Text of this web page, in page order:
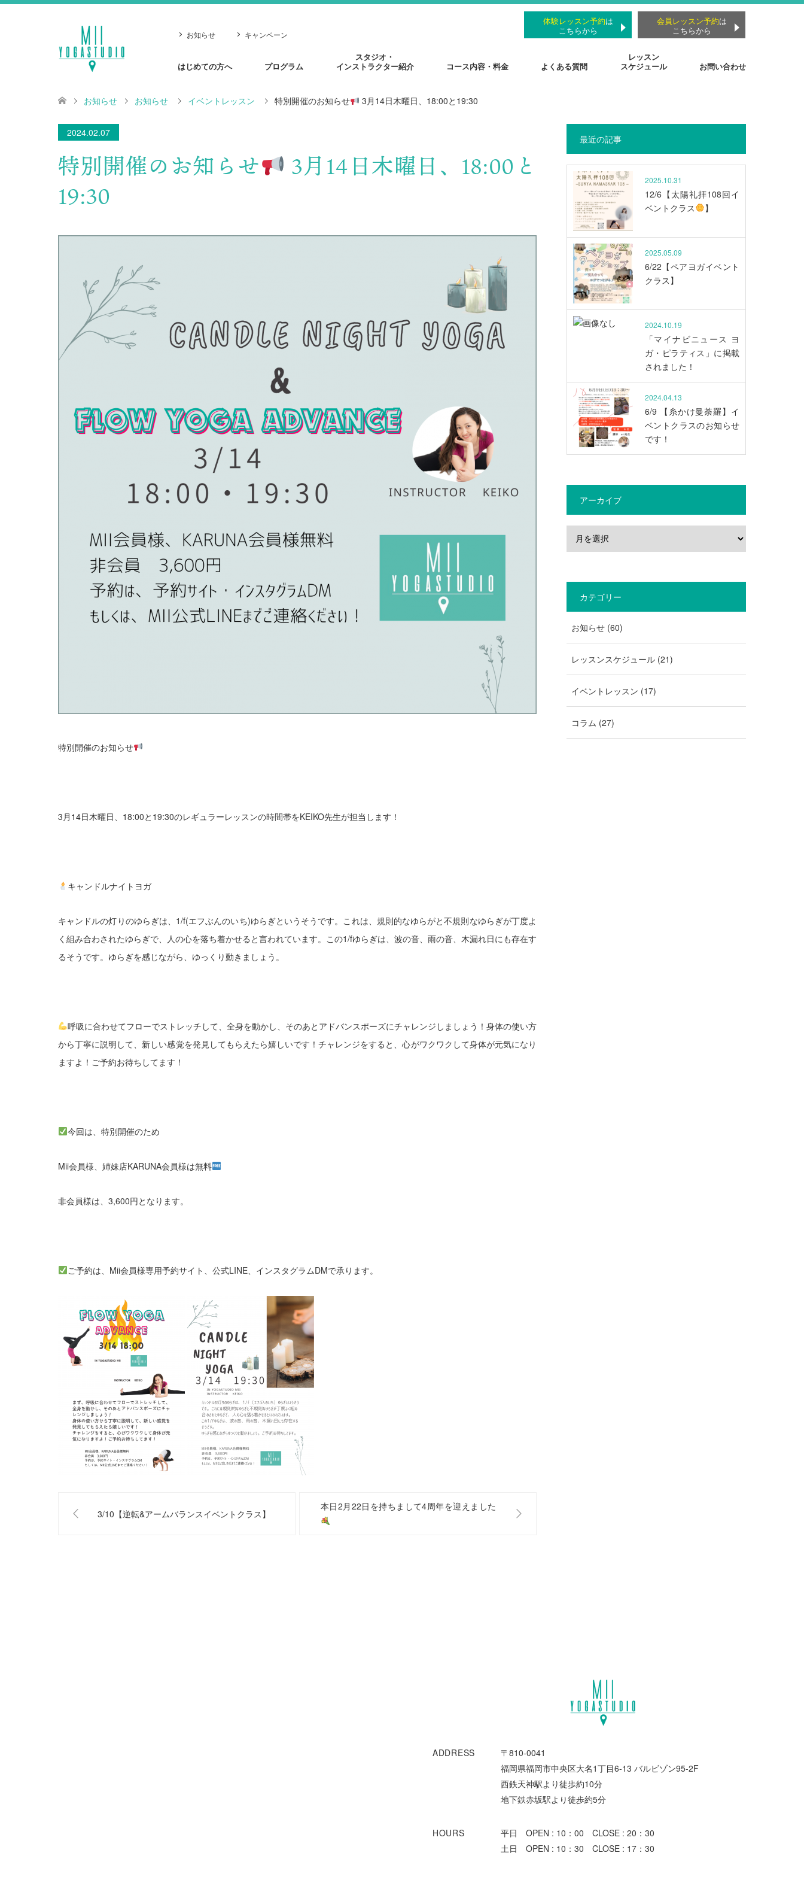
はじめての方へ プログラム
スタジオ・
インストラクター紹介
コース内容・料金 よくある質問
レッスン
スケジュール
お問い合わせ
お知らせ キャンペーン
体験レッスン予約は
こちらから
会員レッスン予約は
こちらから
お知らせ お知らせ イベントレッスン 特別開催のお知らせ ⁡3月14日木曜日、18:00と19:30
2024.02.07
特別開催のお知らせ
⁡3月14日木曜日、18:00と
19:30
特別開催のお知らせ
3月14日木曜日、18:00と19:30のレギュラーレッスンの時間帯をKEIKO先生が担当します！
キャンドルナイトヨガ
キャンドルの灯りのゆらぎは、1/f(エフぶんのいち)ゆらぎというそうです。これは、規則的なゆらがと不規則なゆらぎが丁度よ
く組み合わされたゆらぎで、人の心を落ち着かせると言われています。この1/fゆらぎは、波の音、雨の音、木漏れ日にも存在す
るそうです。 ゆらぎを感じながら、ゆっくり動きましょう。
呼吸に合わせてフローでストレッチして、全身を動かし、そのあとアドバンスポーズにチャレンジしましょう！ 身体の使い方
から丁寧に説明して、新しい感覚を発見してもらえたら嬉しいです！チャレンジをすると、心がワクワクして身体が元気になり
ますよ！ご予約お待ちしてます！
今回は、特別開催のため
Mii会員様、姉妹店KARUNA会員様は無料
非会員様は、3,600円となります。
ご予約は、Mii会員様専用予約サイト、公式LINE、インスタグラムDMで承ります。
3/10【逆転&アームバランスイベントクラス】
本日2月22日を持ちまして4周年を迎えました
最近の記事
2025.10.31
12/6【太陽礼拝108回イ
ベントクラス
】
2025.05.09
6/22【ペアヨガイベント
クラス】
2024.10.19
「マイナビニュース ヨ
ガ・ピラティス」に掲載
されました！
2024.04.13
6/9 【糸かけ曼荼羅】イ
ベントクラスのお知らせ
です！
アーカイブ
カテゴリー
お知らせ (60)
レッスンスケジュール (21)
イベントレッスン (17)
コラム (27)
ADDRESS
〒810-0041
福岡県福岡市中央区大名1丁目6-13 バルビゾン95-2F
西鉄天神駅より徒歩約10分
地下鉄赤坂駅より徒歩約5分
HOURS
平日 OPEN : 10：00 CLOSE : 20：30
土日 OPEN : 10：30 CLOSE : 17：30